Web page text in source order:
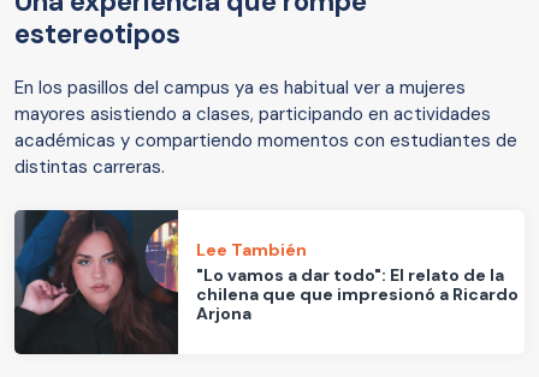
estereotipos
En los pasillos del campus ya es habitual ver a mujeres
mayores asistiendo a clases, participando en actividades
académicas y compartiendo momentos con estudiantes de
distintas carreras.
Lee También
"Lo vamos a dar todo": El relato de la
chilena que que impresionó a Ricardo
Arjona